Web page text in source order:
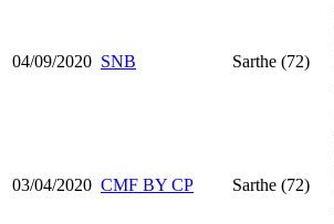
04/09/2020 SNB Sarthe (72)
03/04/2020 CMF BY CP Sarthe (72)